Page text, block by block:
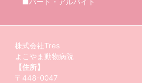
株式会社Tres
よこやま動物病院
【住所】
〒448-0047